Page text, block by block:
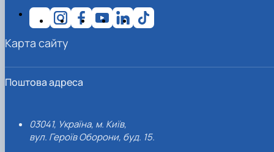
Поштова адреса
03041, Україна, м. Київ,
вул. Героїв Оборони, буд. 15.
Карта сайту